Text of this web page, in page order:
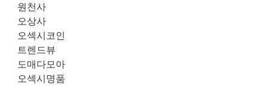
원천사
오상사
오섹시코인
트렌드뷰
도매다모아
오섹시명품